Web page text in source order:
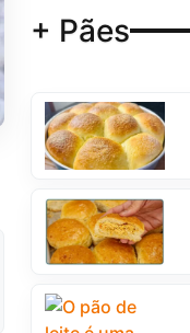
+ Pães